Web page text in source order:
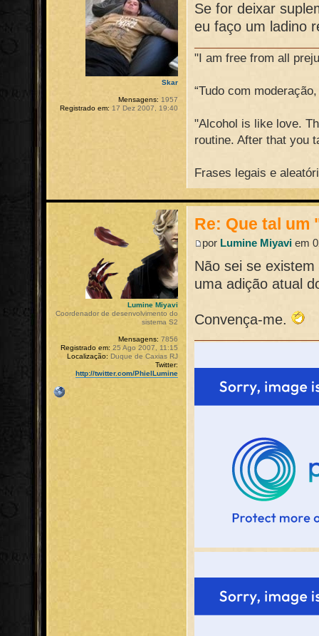
Se for deixar
eu faço um ladino
"I am free from all
“Tudo com
"Alcohol is like love.
routine. After that you
Frases legais e
Skar
Mensagens: 1957
Registrado em: 17 Dez 2007, 19:40
Re: Que tal um
por Lumine Miyavi em
Não sei se
uma adição atual
Convença-me.
Lumine Miyavi
Coordenador de desenvolvimento do
sistema S2
Mensagens: 7856
Registrado em: 25 Ago 2007, 11:15
Localização: Duque de Caxias RJ
Twitter:
http://twitter.com/PhielLumine